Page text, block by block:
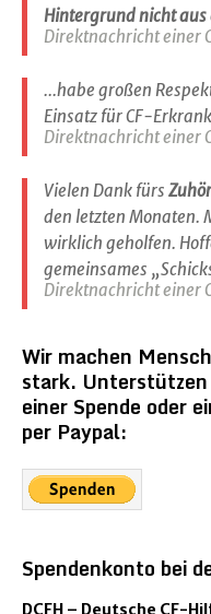
Hintergrund nicht aus
Direktnachricht einer
...habe großen
Einsatz für CF-
Direktnachricht einer
Vielen Dank fürs
den letzten Monaten.
wirklich geholfen.
gemeinsames
Direktnachricht einer
Wir machen
stark.
einer Spende oder
per Paypal:
Spendenkonto bei
DCFH – Deutsche CF-